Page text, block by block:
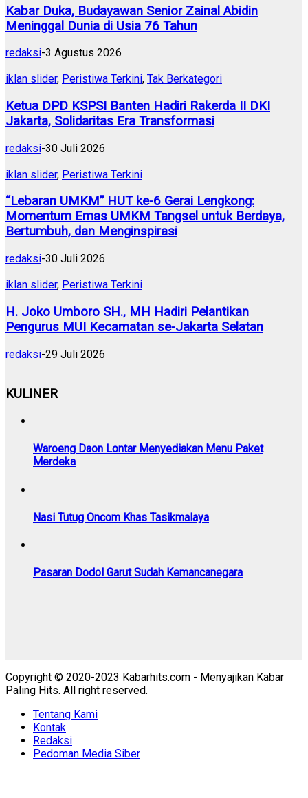
Kabar Duka, Budayawan Senior Zainal Abidin
Meninggal Dunia di Usia 76 Tahun
redaksi-3 Agustus 2026
iklan slider, Peristiwa Terkini, Tak Berkategori
Ketua DPD KSPSI Banten Hadiri Rakerda II DKI
Jakarta, Solidaritas Era Transformasi
redaksi-30 Juli 2026
iklan slider, Peristiwa Terkini
“Lebaran UMKM” HUT ke-6 Gerai Lengkong:
Momentum Emas UMKM Tangsel untuk Berdaya,
Bertumbuh, dan Menginspirasi
redaksi-30 Juli 2026
iklan slider, Peristiwa Terkini
H. Joko Umboro SH., MH Hadiri Pelantikan
Pengurus MUI Kecamatan se-Jakarta Selatan
redaksi-29 Juli 2026
KULINER
Waroeng Daon Lontar Menyediakan Menu Paket
Merdeka
Nasi Tutug Oncom Khas Tasikmalaya
Pasaran Dodol Garut Sudah Kemancanegara
Copyright © 2020-2023 Kabarhits.com - Menyajikan Kabar
Paling Hits. All right reserved.
Tentang Kami
Kontak
Redaksi
Pedoman Media Siber